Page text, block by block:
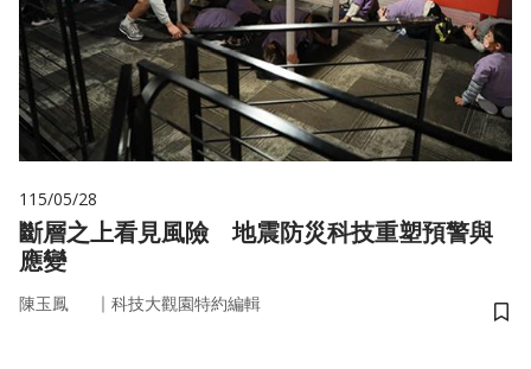
115/05/28
斷層之上看見風險 地震防災科技重塑預警與
應變
陳玉鳳 ｜ 科技大觀園特約編輯
儲